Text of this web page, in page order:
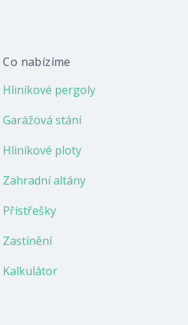
Co nabízíme
Hliníkové pergoly
Garážová stání
Hliníkové ploty
Zahradní altány
Přístřešky
Zastínění
Kalkulátor